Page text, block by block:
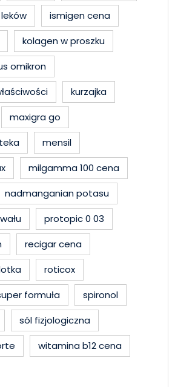
ismigen cena
kolagen w proszku
omikron
kurzajka
maxigra go
mensil
milgamma 100 cena
nadmanganian potasu
protopic 0 03
recigar cena
roticox
formuła
spironol
sól fizjologiczna
witamina b12 cena